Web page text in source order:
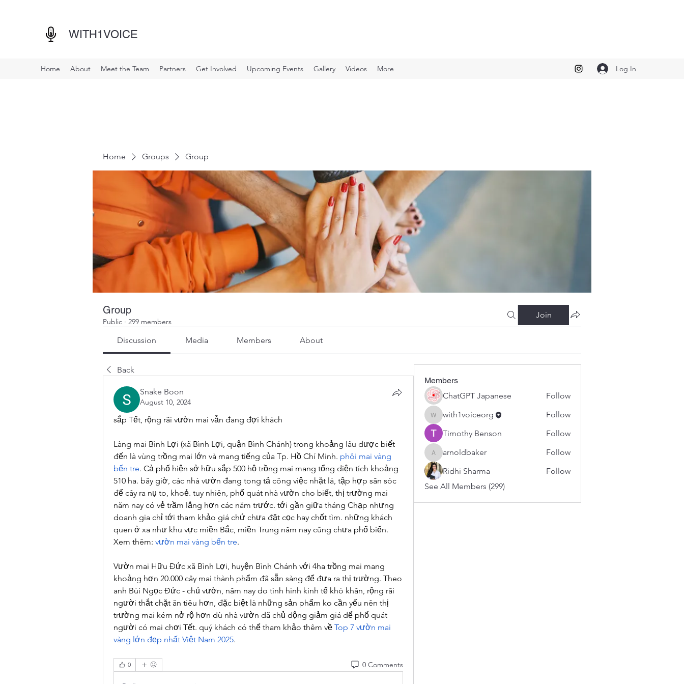
WITH1VOICE
Home About Meet the Team Partners Get Involved Upcoming Events Gallery Videos More Log In
Home Groups Group
Group
Public · 299 members
Join
Discussion Media Members About
Back
Snake Boon
August 10, 2024
sắp Tết, rộng rãi vườn mai vẫn đang đợi khách
Làng mai Bình Lợi (xã Bình Lợi, quận Bình Chánh) trong khoảng lâu được biết
đến là vùng trồng mai lớn và mang tiếng của Tp. Hồ Chí Minh. phôi mai vàng
bến tre. Cả phố hiện sở hữu sắp 500 hộ trồng mai mang tổng diện tích khoảng
510 ha. bây giờ, các nhà vườn đang tong tả công việc nhặt lá, tập hợp săn sóc
để cây ra nụ to, khoẻ. tuy nhiên, phổ quát nhà vườn cho biết, thị trường mai
năm nay có vẻ trầm lắng hơn các năm trước. tới gần giữa tháng Chạp nhưng
doanh gia chỉ tới tham khảo giá chứ chưa đặt cọc hay chốt tìm. những khách
quen ở xa như khu vực miền Bắc, miền Trung năm nay cũng chưa phổ biến.
Xem thêm: vườn mai vàng bến tre.
Vườn mai Hữu Đức xã Bình Lợi, huyện Bình Chánh với 4ha trồng mai mang
khoảng hơn 20.000 cây mai thành phẩm đã sẵn sàng để đưa ra thị trường. Theo
anh Bùi Ngọc Đức - chủ vườn, năm nay do tình hình kinh tế khó khăn, rộng rãi
người thắt chặt ăn tiêu hơn, đặc biệt là những sản phẩm ko cần yếu nên thị
trường mai kém nở rộ hơn dù nhà vườn đã chủ động giảm giá để phổ quát
người có mai chơi Tết. quý khách có thể tham khảo thêm về Top 7 vườn mai
vàng lớn đẹp nhất Việt Nam 2025.
0 0 Comments
Members
ChatGPT Japanese
Follow
with1voiceorg
with1voiceorg
Follow
Timothy Benson
Follow
arnoldbaker
arnoldbaker
Follow
Ridhi Sharma
Follow
See All Members (299)